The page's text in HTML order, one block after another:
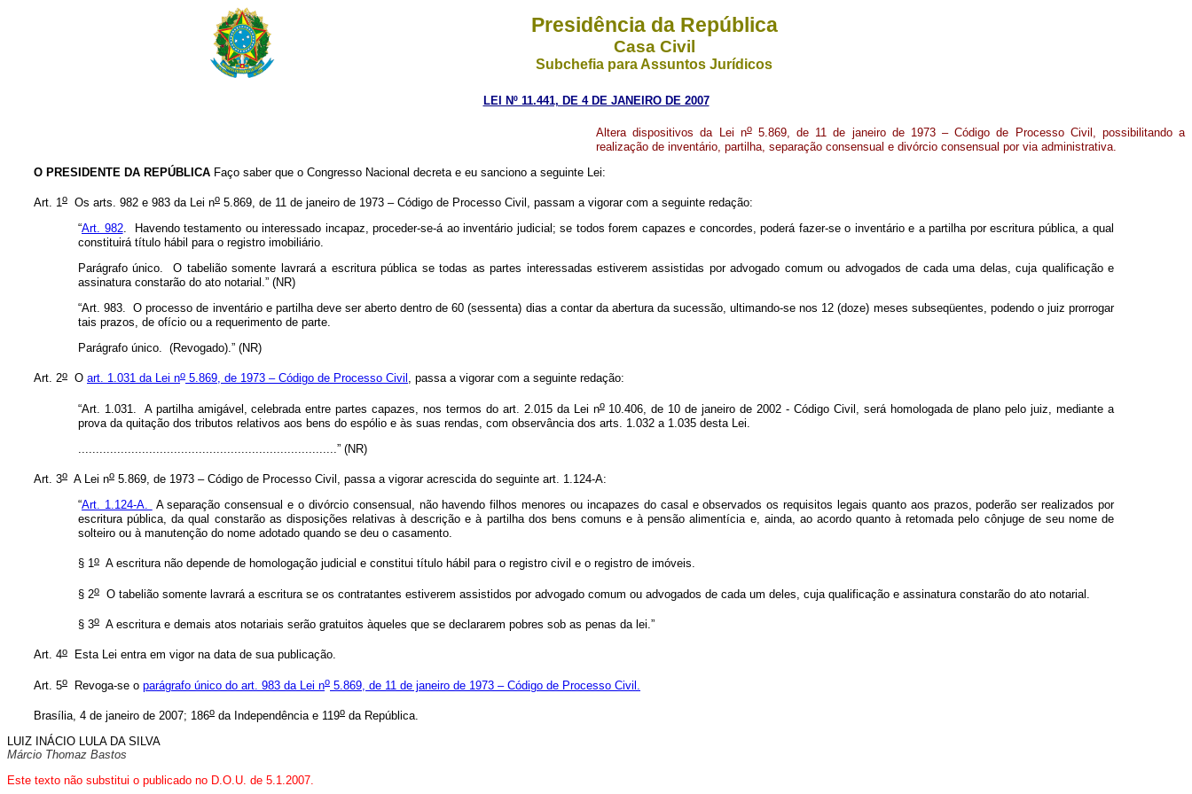
Presidência da República
Casa Civil
Subchefia para Assuntos Jurídicos
LEI Nº 11.441, DE 4 DE JANEIRO DE 2007
Altera dispositivos da Lei no5.869, de 11 de janeiro de 1973 – Código de Processo Civil, possibilitando a
realização de inventário, partilha, separação consensual e divórcio consensual por via administrativa.
O PRESIDENTE DA REPÚBLICA Faço saber que o Congresso Nacional decreta e eu sanciono a seguinte Lei:
Art. 1o Os arts. 982 e 983 da Lei no 5.869, de 11 de janeiro de 1973 – Código de Processo Civil, passam a vigorar com a seguinte redação:
“Art. 982. Havendo testamento ou interessado incapaz, proceder-se-á ao inventário judicial; se todos forem capazes e concordes, poderá fazer-se o inventário e a partilha por escritura pública, a qual
constituirá título hábil para o registro imobiliário.
Parágrafo único. O tabelião somente lavrará a escritura pública se todas as partes interessadas estiverem assistidas por advogado comum ou advogados de cada uma delas, cuja qualificação e
assinatura constarão do ato notarial.” (NR)
“Art. 983. O processo de inventário e partilha deve ser aberto dentro de 60 (sessenta) dias a contar da abertura da sucessão, ultimando-se nos 12 (doze) meses subseqüentes, podendo o juiz prorrogar
tais prazos, de ofício ou a requerimento de parte.
Parágrafo único. (Revogado).” (NR)
Art. 2o O art. 1.031 da Lei no 5.869, de 1973 – Código de Processo Civil , passa a vigorar com a seguinte redação:
“Art. 1.031. A partilha amigável, celebrada entre partes capazes, nos termos do art. 2.015 da Lei no10.406, de 10 de janeiro de 2002 - Código Civil, será homologada de plano pelo juiz, mediante a
prova da quitação dos tributos relativos aos bens do espólio e às suas rendas, com observância dos arts. 1.032 a 1.035 desta Lei.
.........................................................................” (NR)
Art. 3o A Lei no 5.869, de 1973 – Código de Processo Civil, passa a vigorar acrescida do seguinte art. 1.124-A:
“Art. 1.124-A.
A separação consensual e o divórcio consensual, não havendo filhos menores ou incapazes do casal e observados os requisitos legais quanto aos prazos, poderão ser realizados por
escritura pública, da qual constarão as disposições relativas à descrição e à partilha dos bens comuns e à pensão alimentícia e, ainda, ao acordo quanto à retomada pelo cônjuge de seu nome de
solteiro ou à manutenção do nome adotado quando se deu o casamento.
§ 1o A escritura não depende de homologação judicial e constitui título hábil para o registro civil e o registro de imóveis.
§ 2o O tabelião somente lavrará a escritura se os contratantes estiverem assistidos por advogado comum ou advogados de cada um deles, cuja qualificação e assinatura constarão do ato notarial.
§ 3o A escritura e demais atos notariais serão gratuitos àqueles que se declararem pobres sob as penas da lei.”
Art. 4o Esta Lei entra em vigor na data de sua publicação.
Art. 5o Revoga-se o parágrafo único do art. 983 da Lei no 5.869, de 11 de janeiro de 1973 – Código de Processo Civil.
Brasília, 4 de janeiro de 2007; 186o da Independência e 119o da República.
LUIZ INÁCIO LULA DA SILVA
Márcio Thomaz Bastos
Este texto não substitui o publicado no D.O.U. de 5.1.2007.